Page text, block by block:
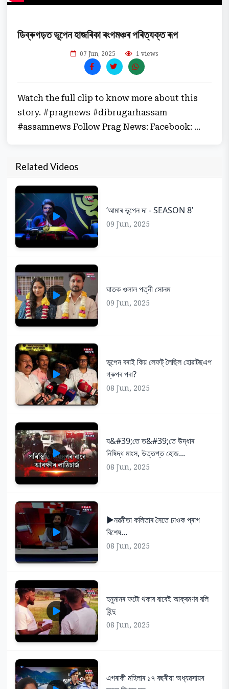
ডিব্ৰুগড়ত ভূপেন হাজৰিকা ৰংগমঞ্চৰ পৰিত্যক্ত ৰূপ
07 Jun, 2025 1 views
Watch the full clip to know more about this
story. #pragnews #dibrugarhassam
#assamnews Follow Prag News: Facebook: ...
Related Videos
‘আমাৰ ভূপেন দা - SEASON 8’
09 Jun, 2025
ঘাতক ওলাল পত্নী সোনম
09 Jun, 2025
ভূপেন বৰাই কিয় লেফট্ লৈছিল হোৱাটছএপ
গ্ৰুপৰ পৰা?
08 Jun, 2025
য&#39;তে ত&#39;তে উদ্ধাৰ
নিষিদ্ধ মাংস, উত্তপ্ত হোজ...
08 Jun, 2025
▶️নৱনীতা কলিতাৰ সৈতে চাওক প্ৰাগ
বিশেষ...
08 Jun, 2025
হনুমানৰ ফটো থকাৰ বাবেই আক্ৰমণৰ বলি
হিন্দু
08 Jun, 2025
এগৰাকী মহিলাৰ ১৭ বছৰীয়া অধ্যৱসায়ৰ